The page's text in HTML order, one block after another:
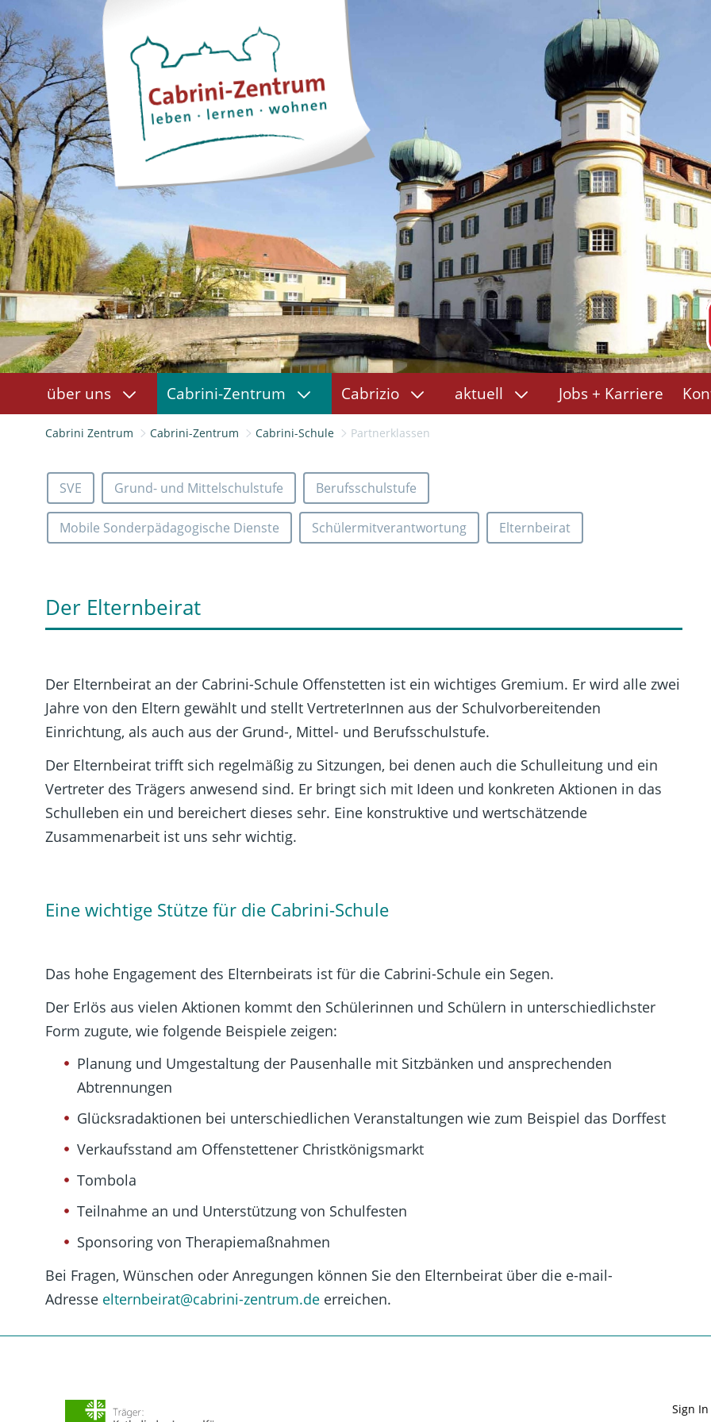
über uns Cabrini-Zentrum Cabrizio aktuell Jobs + Karriere
Cabrini Zentrum Cabrini-Zentrum Cabrini-Schule Partnerklassen
SVE Grund- und Mittelschulstufe Berufsschulstufe
Mobile Sonderpädagogische Dienste Schülermitverantwortung Elternbeirat
Der Elternbeirat
Der Elternbeirat an der Cabrini-Schule Offenstetten ist ein wichtiges Gremium. Er wird alle zwei
Jahre von den Eltern gewählt und stellt VertreterInnen aus der Schulvorbereitenden
Einrichtung, als auch aus der Grund-, Mittel- und Berufsschulstufe.
Der Elternbeirat trifft sich regelmäßig zu Sitzungen, bei denen auch die Schulleitung und ein
Vertreter des Trägers anwesend sind. Er bringt sich mit Ideen und konkreten Aktionen in das
Schulleben ein und bereichert dieses sehr. Eine konstruktive und wertschätzende
Zusammenarbeit ist uns sehr wichtig.
Eine wichtige Stütze für die Cabrini-Schule
Das hohe Engagement des Elternbeirats ist für die Cabrini-Schule ein Segen.
Der Erlös aus vielen Aktionen kommt den Schülerinnen und Schülern in unterschiedlichster
Form zugute, wie folgende Beispiele zeigen:
Planung und Umgestaltung der Pausenhalle mit Sitzbänken und ansprechenden
Abtrennungen
Glücksradaktionen bei unterschiedlichen Veranstaltungen wie zum Beispiel das Dorffest
Verkaufsstand am Offenstettener Christkönigsmarkt
Tombola
Teilnahme an und Unterstützung von Schulfesten
Sponsoring von Therapiemaßnahmen
Bei Fragen, Wünschen oder Anregungen können Sie den Elternbeirat über die e-mail-
Adresse elternbeirat@cabrini-zentrum.de erreichen.
Sign In